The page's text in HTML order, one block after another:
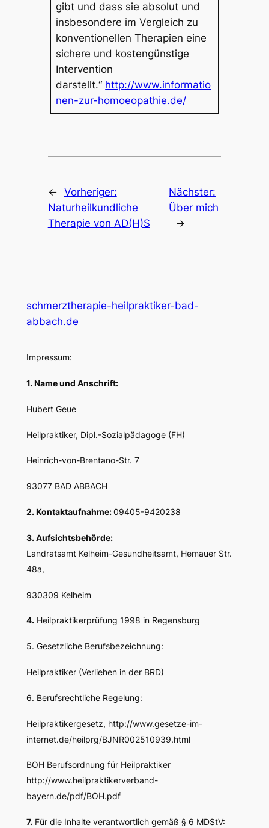
gibt und dass sie absolut und
insbesondere im Vergleich zu
konventionellen Therapien eine
sichere und kostengünstige
Intervention
darstellt.“ http://www.informatio
nen-zur-homoeopathie.de/
← Vorheriger:
Naturheilkundliche
Therapie von AD(H)S
Nächster:
Über mich
→
schmerztherapie-heilpraktiker-bad-
abbach.de
Impressum:
1. Name und Anschrift:
Hubert Geue
Heilpraktiker, Dipl.-Sozialpädagoge (FH)
Heinrich-von-Brentano-Str. 7
93077 BAD ABBACH
2. Kontaktaufnahme:09405-9420238
3. Aufsichtsbehörde:
Landratsamt Kelheim-Gesundheitsamt, Hemauer Str.
48a,
930309 Kelheim
4.Heilpraktikerprüfung 1998 in Regensburg
5. Gesetzliche Berufsbezeichnung:
Heilpraktiker (Verliehen in der BRD)
6. Berufsrechtliche Regelung:
Heilpraktikergesetz, http://www.gesetze-im-
internet.de/heilprg/BJNR002510939.html
BOH Berufsordnung für Heilpraktiker
http://www.heilpraktikerverband-
bayern.de/pdf/BOH.pdf
7.Für die Inhalte verantwortlich gemäß § 6 MDStV: